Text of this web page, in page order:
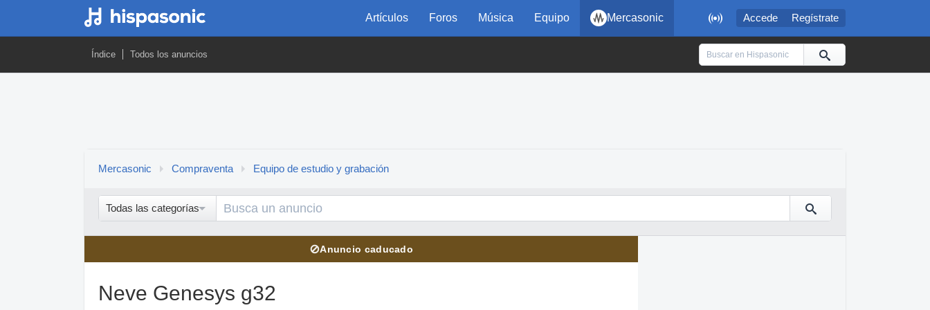
 Accede Regístrate
Artículos Foros Música Equipo Mercasonic
Índice Todos los anuncios
Mercasonic Compraventa Equipo de estudio y grabación
Todas las categorías
⊘Anuncio caducado
Neve Genesys g32